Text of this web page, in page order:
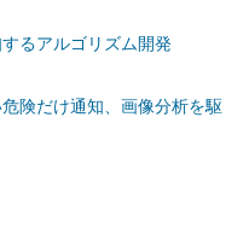
るアルゴリズム開発
険だけ通知、画像分析を駆